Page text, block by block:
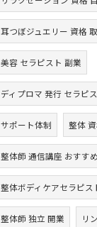
耳つぼジュエリー 資格
美容 セラピスト 副業
ディプロマ 発行 セラピ
サポート体制 整体
整体師 通信講座 おすすめ
整体ボディケアセラピス
整体師 独立 開業 リ